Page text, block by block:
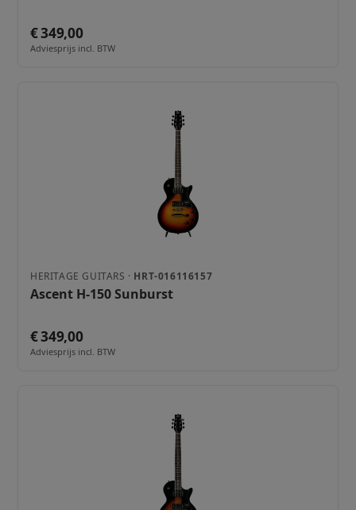
€ 349,00
Adviesprijs incl. BTW
HERITAGE GUITARS · HRT-016116157
Ascent H-150 Sunburst
€ 349,00
Adviesprijs incl. BTW